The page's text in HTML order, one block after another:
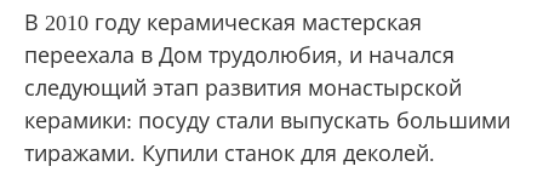
В 2010 году керамическая мастерская
переехала в Дом трудолюбия, и начался
следующий этап развития монастырской
керамики: посуду стали выпускать большими
тиражами. Купили станок для деколей.